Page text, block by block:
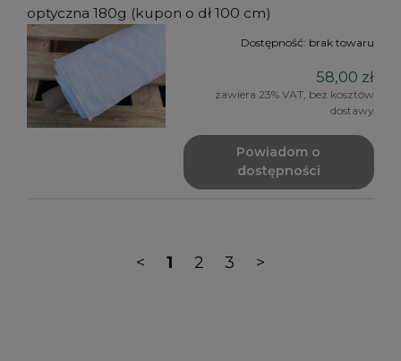
optyczna 180g (kupon o dł 100 cm)
Dostępność: brak towaru
58,00 zł
zawiera 23% VAT, bez kosztów
dostawy
Powiadom o
dostępności
< 1 2 3 >